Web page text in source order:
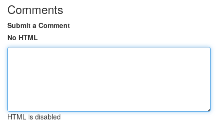
Comments
Submit a Comment
No HTML
HTML is disabled